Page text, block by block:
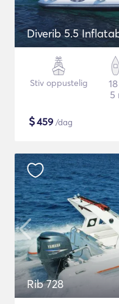
Diverib 5.5
Stiv oppustelig
5
$459 /dag
Rib 728